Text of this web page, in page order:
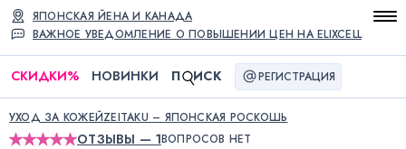
ВАЖНОЕ УВЕДОМЛЕНИЕ О ПОВЫШЕНИИ ЦЕН НА ELIXCELL
ЯПОНСКАЯ ЙЕНА И КАНАДА
СКИДКИ% НОВИНКИ П ИСК РЕГИСТРАЦИЯ
УХОД ЗА КОЖЕЙZEITAKU – ЯПОНСКАЯ РОСКОШЬ
ОТЗЫВЫ — 1ВОПРОСОВ НЕТ